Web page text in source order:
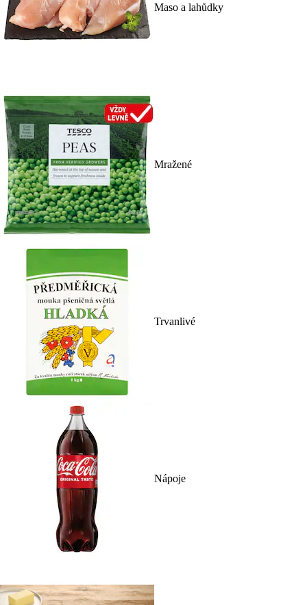
Maso a lahůdky
Mražené
Trvanlivé
Nápoje